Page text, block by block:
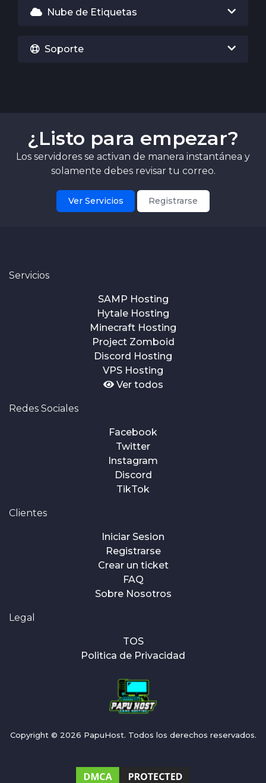
Nube de Etiquetas
Soporte
¿Listo para empezar?
Los servidores se activan de manera instantánea y
solamente debes revisar tu correo.
Ver Servicios Registrarse
Servicios
SAMP Hosting
Hytale Hosting
Minecraft Hosting
Project Zomboid
Discord Hosting
VPS Hosting
Ver todos
Redes Sociales
Facebook
Twitter
Instagram
Discord
TikTok
Clientes
Iniciar Sesion
Registrarse
Crear un ticket
FAQ
Sobre Nosotros
Legal
TOS
Politica de Privacidad
Copyright © 2026 PapuHost. Todos los derechos reservados.